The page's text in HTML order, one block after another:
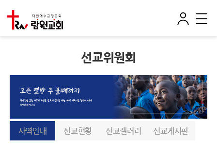
그
전
체
선교위원회
사역안내 선교현황 선교갤러리 선교게시판